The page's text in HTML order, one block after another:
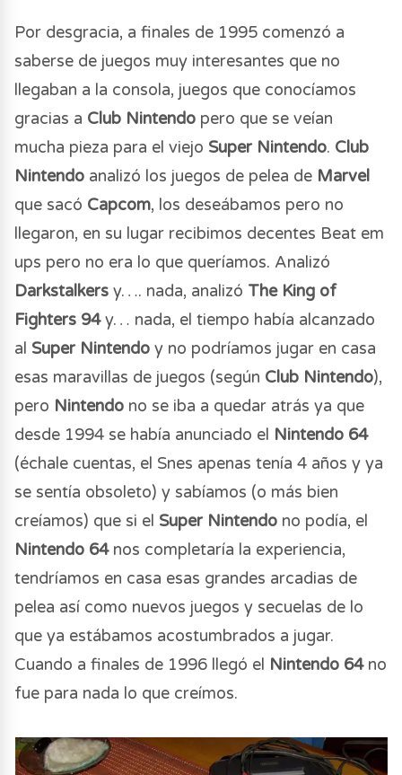
Por desgracia, a finales de 1995 comenzó a
saberse de juegos muy interesantes que no
llegaban a la consola, juegos que conocíamos
gracias a Club Nintendo pero que se veían
mucha pieza para el viejo Super Nintendo. Club
Nintendo analizó los juegos de pelea de Marvel
que sacó Capcom, los deseábamos pero no
llegaron, en su lugar recibimos decentes Beat em
ups pero no era lo que queríamos. Analizó
Darkstalkers y…. nada, analizó The King of
Fighters 94y… nada, el tiempo había alcanzado
al Super Nintendo y no podríamos jugar en casa
esas maravillas de juegos (según Club Nintendo),
pero Nintendo no se iba a quedar atrás ya que
desde 1994 se había anunciado el Nintendo 64
(échale cuentas, el Snes apenas tenía 4 años y ya
se sentía obsoleto) y sabíamos (o más bien
creíamos) que si el Super Nintendo no podía, el
Nintendo 64nos completaría la experiencia,
tendríamos en casa esas grandes arcadias de
pelea así como nuevos juegos y secuelas de lo
que ya estábamos acostumbrados a jugar.
Cuando a finales de 1996 llegó el Nintendo 64no
fue para nada lo que creímos.